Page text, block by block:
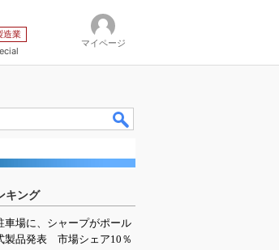
造業
マイページ
キング
車場に、シャープがポール
製品発表 市場シェア10％